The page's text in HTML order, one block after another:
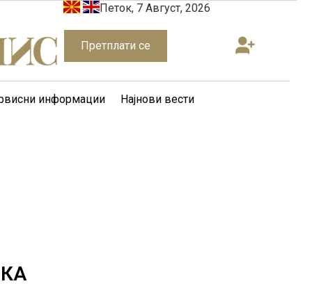
Петок, 7 Август, 2026
Претплати се
информации Најнови вести